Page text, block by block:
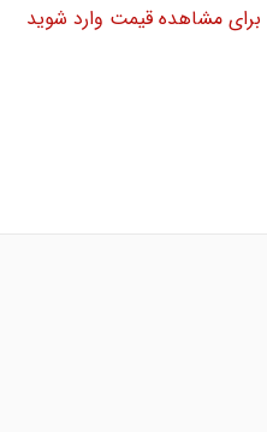
برای مشاهده قیمت وارد شوید